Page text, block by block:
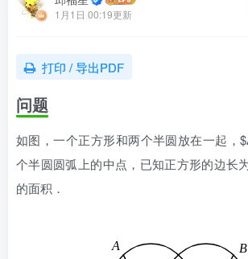
1月1日 00:19更新
打印 / 导出PDF
问题
如图，一个正方形和两个半圆放在一起，
个半圆圆弧上的中点，已知正方形的边长
的面积．